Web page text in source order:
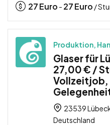
27Euro - 27Euro /
Produktion,
Glaser für
27,00 € /
Vollzeitjob,
23539
Deutschland